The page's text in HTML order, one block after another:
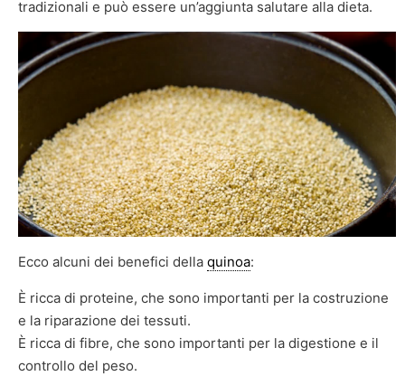
tradizionali e può essere un’aggiunta salutare alla dieta.
Ecco alcuni dei benefici della quinoa:
È ricca di proteine, che sono importanti per la costruzione
e la riparazione dei tessuti.
È ricca di fibre, che sono importanti per la digestione e il
controllo del peso.